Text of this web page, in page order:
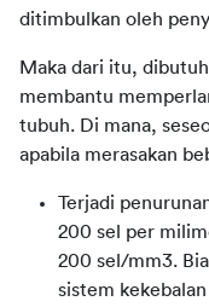
ditimbulkan oleh
Maka dari itu,
membantu
tubuh. Di mana,
apabila merasakan
Terjadi
200 sel per
200 sel/mm3.
sistem